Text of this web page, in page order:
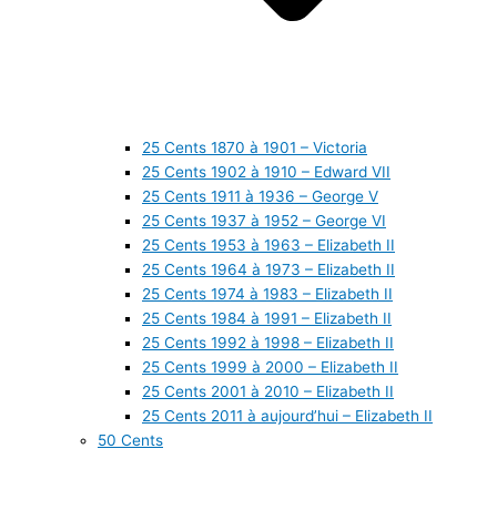
25 Cents 1870 à 1901 – Victoria
25 Cents 1902 à 1910 – Edward VII
25 Cents 1911 à 1936 – George V
25 Cents 1937 à 1952 – George VI
25 Cents 1953 à 1963 – Elizabeth II
25 Cents 1964 à 1973 – Elizabeth II
25 Cents 1974 à 1983 – Elizabeth II
25 Cents 1984 à 1991 – Elizabeth II
25 Cents 1992 à 1998 – Elizabeth II
25 Cents 1999 à 2000 – Elizabeth II
25 Cents 2001 à 2010 – Elizabeth II
25 Cents 2011 à aujourd’hui – Elizabeth II
50 Cents